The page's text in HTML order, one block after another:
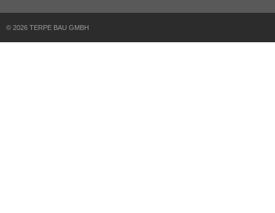
© 2026 TERPE BAU GMBH